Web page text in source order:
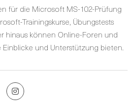
für die Microsoft MS-102-Prüfung
Trainingskurse, Übungstests
hinaus können Online-Foren und
und Unterstützung bieten.